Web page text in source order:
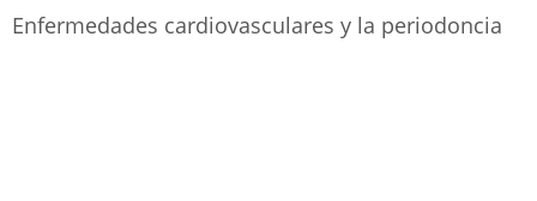
Enfermedades cardiovasculares y la periodoncia